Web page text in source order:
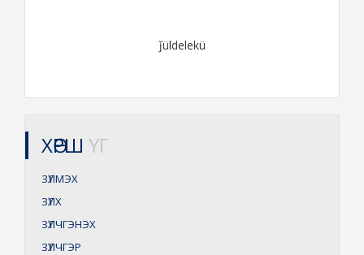
ǰüldelekü
ХӨРШ ҮГ
ЗҮЛМЭХ
ЗҮЛХ
ЗҮЛЧГЭНЭХ
ЗҮЛЧГЭР